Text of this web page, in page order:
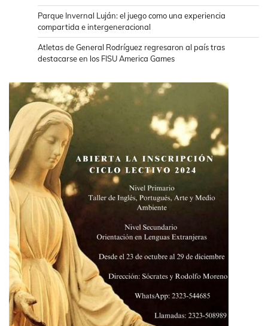
Parque Invernal Luján: el juego como una experiencia
compartida e intergeneracional
Atletas de General Rodríguez regresaron al país tras
destacarse en los FISU America Games